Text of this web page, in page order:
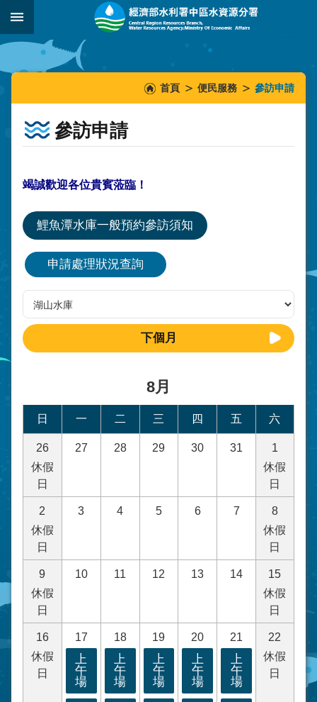
跳到主要內容區塊
:::
_
::::::
首頁 便民服務 參訪申請
參訪申請
竭誠歡迎各位貴賓蒞臨！
鯉魚潭水庫一般預約參訪須知
申請處理狀況查詢
下個月
8月
日 一 二 三 四 五 六
26
休假
日
27 28 29 30 31
1
休假
日
2
休假
日
3 4 5 6 7
8
休假
日
9
休假
日
10 11 12 13 14
15
休假
日
16
休假
日
17
上
午
場
18
上
午
場
19
上
午
場
20
上
午
場
21
上
午
場
22
休假
日